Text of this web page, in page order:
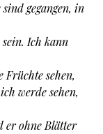
gegangen, in
Ich kann
sehen,
werde sehen,
er ohne Blätter